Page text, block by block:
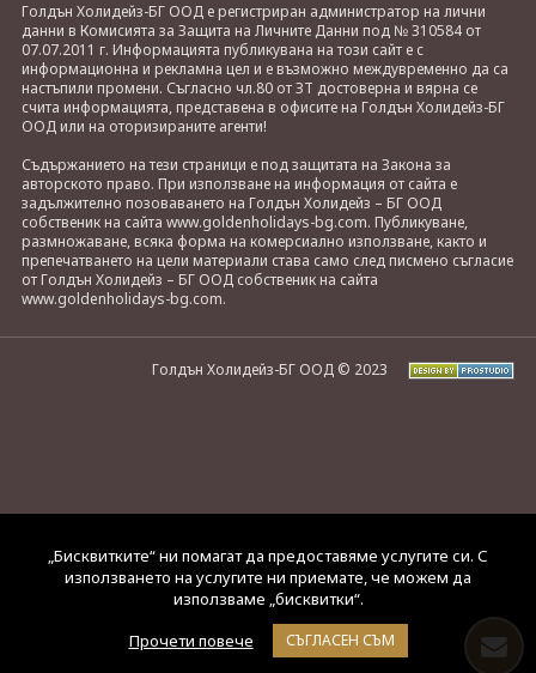
Голдън Холидейз-БГ ООД е регистриран администратор на лични
данни в Комисията за Защита на Личните Данни под № 310584 от
07.07.2011 г. Информацията публикувана на този сайт е с
информационна и рекламна цел и е възможно междувременно да са
настъпили промени. Съгласно чл.80 от ЗТ достоверна и вярна се
счита информацията, представена в офисите на Голдън Холидейз-БГ
ООД или на оторизираните агенти!
Съдържанието на тези страници е под защитата на Закона за
авторското право. При използване на информация от сайта е
задължително позоваването на Голдън Холидейз – БГ ООД
собственик на сайта www.goldenholidays-bg.com. Публикуване,
размножаване, всяка форма на комерсиално използване, както и
препечатването на цели материали става само след писмено съгласие
от Голдън Холидейз – БГ ООД собственик на сайта
www.goldenholidays-bg.com.
Голдън Холидейз-БГ ООД © 2023
„Бисквитките“ ни помагат да предоставяме услугите си. С
използването на услугите ни приемате, че можем да
използваме „бисквитки“.
Прочети повече
СЪГЛАСЕН СЪМ